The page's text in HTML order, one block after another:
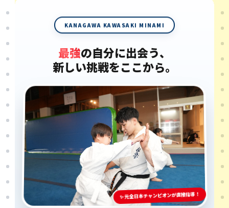
KANAGAWA KAWASAKI MINAMI
最強の自分に出会う、
新しい挑戦をここから。
✨ 元全日本チャンピオンが直接指導！